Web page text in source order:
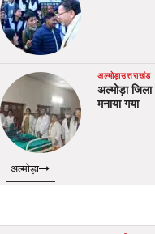
अल्मोड़ाउत्तराखंड
अल्मोड़ा जिला
मनाया गया
अल्मोड़ा